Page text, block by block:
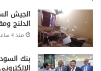
النيابة
للسودان
منذ 16 ساعة